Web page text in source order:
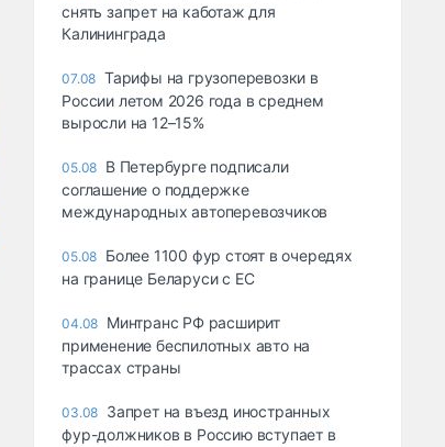
снять запрет на каботаж для
Калининграда
07.08 Тарифы на грузоперевозки в
России летом 2026 года в среднем
выросли на 12–15%
05.08 В Петербурге подписали
соглашение о поддержке
международных автоперевозчиков
05.08 Более 1100 фур стоят в очередях
на границе Беларуси с ЕС
04.08 Минтранс РФ расширит
применение беспилотных авто на
трассах страны
03.08 Запрет на въезд иностранных
фур-должников в Россию вступает в